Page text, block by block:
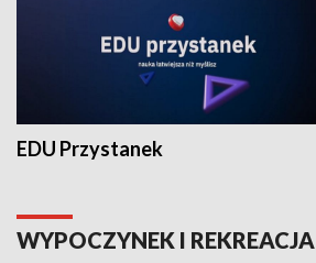
EDU Przystanek
WYPOCZYNEK I REKREACJA